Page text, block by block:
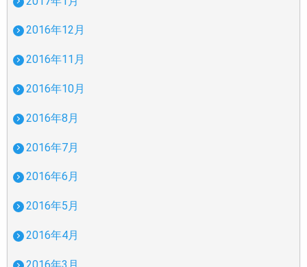
2016年12月
2016年11月
2016年10月
2016年8月
2016年7月
2016年6月
2016年5月
2016年4月